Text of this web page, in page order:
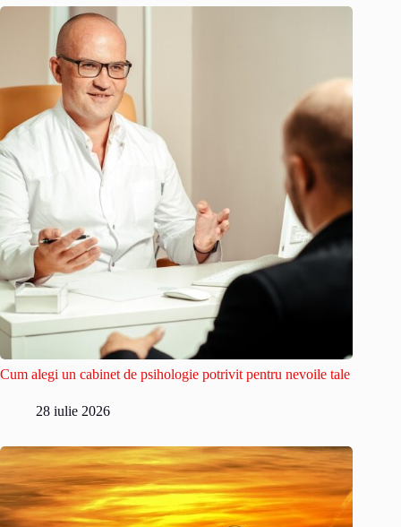
Cum alegi un cabinet de psihologie potrivit pentru nevoile tale
28 iulie 2026